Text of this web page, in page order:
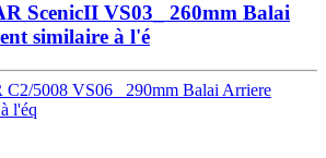
ScenicII VS03_ 260mm Balai
similaire à l'é